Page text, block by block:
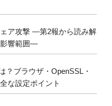
ア攻撃 ―第2報から読み解
影響範囲―
？ブラウザ・OpenSSL・
な設定ポイント